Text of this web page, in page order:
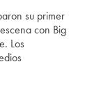
su primer
con Big
. Los